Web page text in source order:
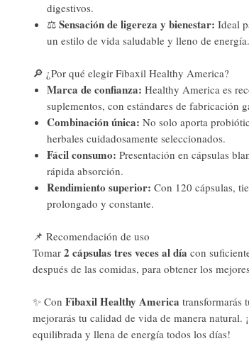
digestivos.
⚖️ Sensación de ligereza y bienestar: Ideal
un estilo de vida saludable y lleno de energía.
🔎 ¿Por qué elegir Fibaxil Healthy America?
Marca de confianza: Healthy America es
suplementos, con estándares de fabricación
Combinación única: No solo aporta
herbales cuidadosamente seleccionados.
Fácil consumo: Presentación en cápsulas
rápida absorción.
Rendimiento superior: Con 120 cápsulas,
prolongado y constante.
📌 Recomendación de uso
Tomar 2 cápsulas tres veces al día con
después de las comidas, para obtener los
✨ Con Fibaxil Healthy America transformarás
mejorarás tu calidad de vida de manera natural.
equilibrada y llena de energía todos los días!